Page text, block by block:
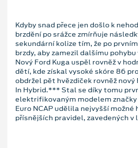
Kdyby snad přece jen došlo k
brzdění po srážce zmírňuje
sekundární kolize tím, že po
brzdy, aby zamezil dalšímu pohybu
Nový Ford Kuga uspěl rovněž v
dětí, kde získal vysoké skóre 86
obdržel pět hvězdiček rovněž
In Hybrid.*** Stal se díky tomu
elektrifikovaným modelem
Euro NCAP udělila nejvyšší možné
přísnějších pravidel, zavedených v